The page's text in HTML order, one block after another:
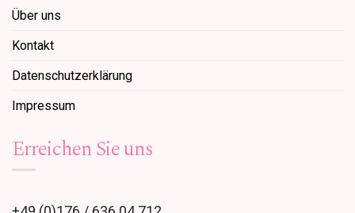
Über uns
Kontakt
Datenschutzerklärung
Impressum
Erreichen Sie uns